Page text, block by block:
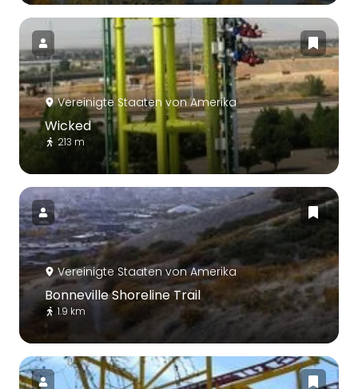
Vereinigte Staaten von Amerika
Wicked
213 m
Vereinigte Staaten von Amerika
Bonneville Shoreline Trail
1.9 km